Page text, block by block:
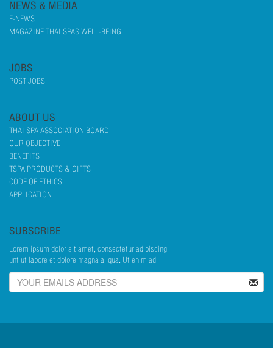
NEWS & MEDIA
E-NEWS
MAGAZINE THAI SPAS WELL-BEING
JOBS
POST JOBS
ABOUT US
THAI SPA ASSOCIATION BOARD
OUR OBJECTIVE
BENEFITS
TSPA PRODUCTS & GIFTS
CODE OF ETHICS
APPLICATION
SUBSCRIBE
Lorem ipsum dolor sit amet, consectetur adipiscing
unt ut labore et dolore magna aliqua. Ut enim ad